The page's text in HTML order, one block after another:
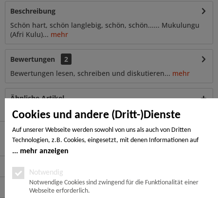
Cookies und andere (Dritt-)Dienste
Auf unserer Webseite werden sowohl von uns als auch von Dritten
Technologien, z.B. Cookies, eingesetzt, mit denen Informationen auf
Ihrem Endgerät gespeichert und/oder von Ihrem Endgerät abgerufen
Notwendige Cookies, Analyse-, Marketing- und Statistik-Cookies. Bei den
notwendigen Cookies handelt es sich um solche, die technisch notwendig
sind, um den von Ihnen gewünschten Dienst bereitzustellen, die übrigen
mehr anzeigen
Notwendig
Notwendige Cookies sind zwingend für die Funktionalität einer
Webseite erforderlich.
Beschreibung
Schön hart, schön langlebig, schön, schön...... Mukulungu
(Afri Kulu)... mehr
Bewertungen
2
Bewertungen lesen, schreiben und diskutieren... mehr
Ähnliche Artikel
Hier finden Sie uns
Service Hotline
Service